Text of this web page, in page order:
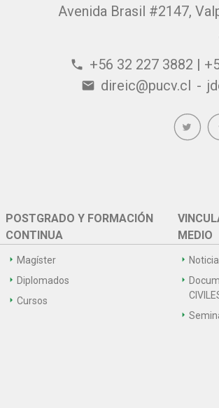
Avenida Brasil #2147,
phone +56 32 227 3882 |
email direic@pucv.cl -
POSTGRADO Y FORMACIÓN
CONTINUA
Magíster
Diplomados
Cursos
MEDIO